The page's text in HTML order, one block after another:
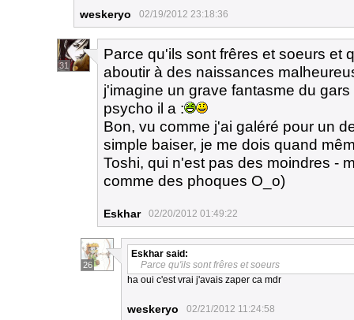
weskeryo 02/19/2012 23:18:36
31
Parce qu'ils sont frêres et soeurs et
aboutir à des naissances
j'imagine un grave fantasme du
psycho il a :
Bon, vu comme j'ai galéré pour un
simple baiser, je me dois quand
Toshi, qui n'est pas des moindres -
comme des phoques O_o)
Eskhar 02/20/2012 01:49:22
26
Eskhar said:
Parce qu'ils sont frêres et soeurs
ha oui c'est vrai j'avais zaper ca mdr
weskeryo 02/21/2012 11:24:58